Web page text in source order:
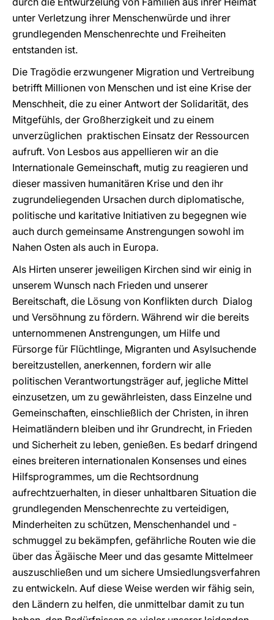
unter Verletzung ihrer Menschenwürde und ihrer
grundlegenden Menschenrechte und Freiheiten
entstanden ist.
Die Tragödie erzwungener Migration und Vertreibung
betrifft Millionen von Menschen und ist eine Krise der
Menschheit, die zu einer Antwort der Solidarität, des
Mitgefühls, der Großherzigkeit und zu einem
unverzüglichen praktischen Einsatz der Ressourcen
aufruft. Von Lesbos aus appellieren wir an die
Internationale Gemeinschaft, mutig zu reagieren und
dieser massiven humanitären Krise und den ihr
zugrundeliegenden Ursachen durch diplomatische,
politische und karitative Initiativen zu begegnen wie
auch durch gemeinsame Anstrengungen sowohl im
Nahen Osten als auch in Europa.
Als Hirten unserer jeweiligen Kirchen sind wir einig in
unserem Wunsch nach Frieden und unserer
Bereitschaft, die Lösung von Konflikten durch Dialog
und Versöhnung zu fördern. Während wir die bereits
unternommenen Anstrengungen, um Hilfe und
Fürsorge für Flüchtlinge, Migranten und Asylsuchende
bereitzustellen, anerkennen, fordern wir alle
politischen Verantwortungsträger auf, jegliche Mittel
einzusetzen, um zu gewährleisten, dass Einzelne und
Gemeinschaften, einschließlich der Christen, in ihren
Heimatländern bleiben und ihr Grundrecht, in Frieden
und Sicherheit zu leben, genießen. Es bedarf dringend
eines breiteren internationalen Konsenses und eines
Hilfsprogrammes, um die Rechtsordnung
aufrechtzuerhalten, in dieser unhaltbaren Situation die
grundlegenden Menschenrechte zu verteidigen,
Minderheiten zu schützen, Menschenhandel und -
schmuggel zu bekämpfen, gefährliche Routen wie die
über das Ägäische Meer und das gesamte Mittelmeer
auszuschließen und um sichere Umsiedlungsverfahren
zu entwickeln. Auf diese Weise werden wir fähig sein,
den Ländern zu helfen, die unmittelbar damit zu tun